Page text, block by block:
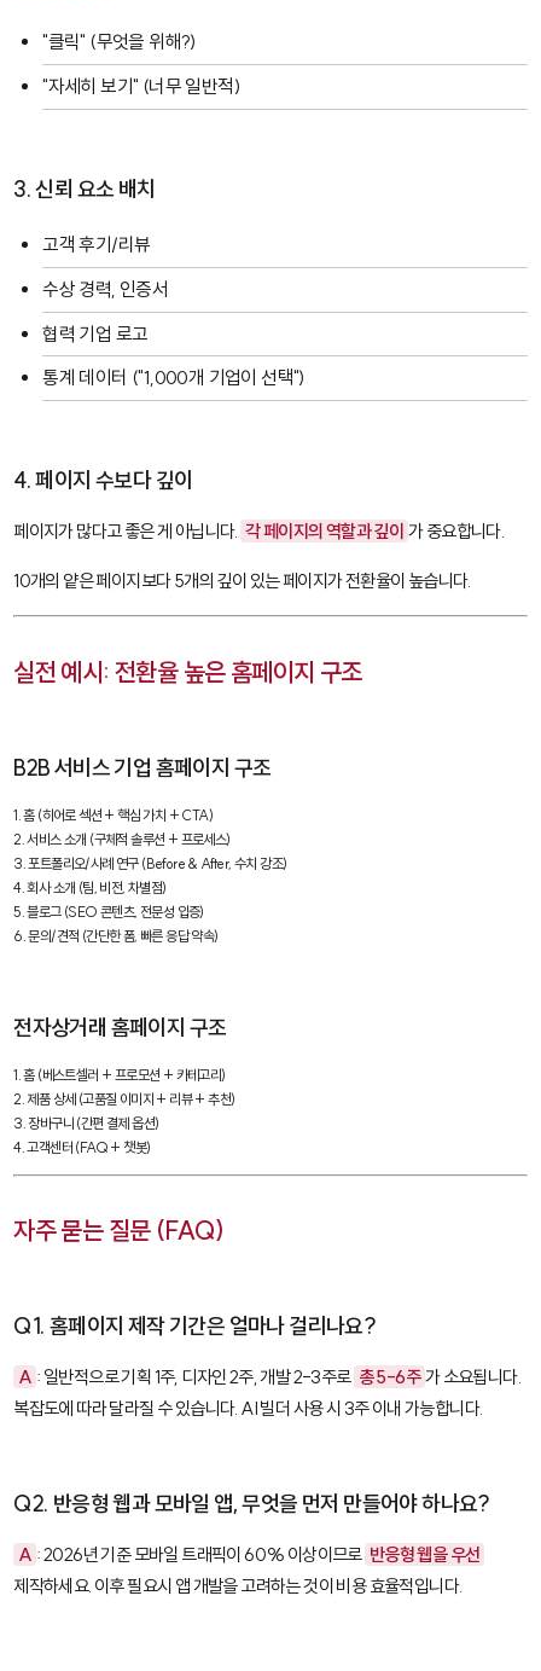
"클릭" (무엇을 위해?)
"자세히 보기" (너무 일반적)
3. 신뢰 요소 배치
고객 후기/리뷰
수상 경력, 인증서
협력 기업 로고
통계 데이터 ("1,000개 기업이 선택")
4. 페이지 수보다 깊이
페이지가 많다고 좋은 게 아닙니다. 각 페이지의 역할과 깊이 가 중요합니다.
10개의 얕은 페이지보다 5개의 깊이 있는 페이지가 전환율이 높습니다.
실전 예시: 전환율 높은 홈페이지 구조
B2B 서비스 기업 홈페이지 구조
1. 홈 (히어로 섹션 + 핵심 가치 + CTA)
2. 서비스 소개 (구체적 솔루션 + 프로세스)
3. 포트폴리오/사례 연구 (Before & After, 수치 강조)
4. 회사 소개 (팀, 비전, 차별점)
5. 블로그 (SEO 콘텐츠, 전문성 입증)
6. 문의/견적 (간단한 폼, 빠른 응답 약속)
전자상거래 홈페이지 구조
1. 홈 (베스트셀러 + 프로모션 + 카테고리)
2. 제품 상세 (고품질 이미지 + 리뷰 + 추천)
3. 장바구니 (간편 결제 옵션)
4. 고객센터 (FAQ + 챗봇)
자주 묻는 질문 (FAQ)
Q1. 홈페이지 제작 기간은 얼마나 걸리나요?
A : 일반적으로 기획 1주, 디자인 2주, 개발 2-3주로 총 5-6주 가 소요됩니다.
복잡도에 따라 달라질 수 있습니다. AI 빌더 사용 시 3주 이내 가능합니다.
Q2. 반응형 웹과 모바일 앱, 무엇을 먼저 만들어야 하나요?
A : 2026년 기준 모바일 트래픽이 60% 이상이므로 반응형 웹을 우선
제작하세요. 이후 필요시 앱 개발을 고려하는 것이 비용 효율적입니다.